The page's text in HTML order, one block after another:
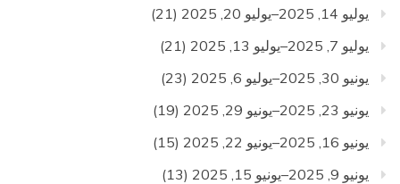
يوليو 14, 2025–يوليو 20, 2025
(21)
يوليو 7, 2025–يوليو 13, 2025
(21)
يونيو 30, 2025–يوليو 6, 2025
(23)
يونيو 23, 2025–يونيو 29, 2025
(19)
يونيو 16, 2025–يونيو 22, 2025
(15)
يونيو 9, 2025–يونيو 15, 2025
(13)